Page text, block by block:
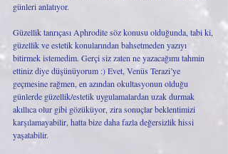
günleri anlatıyor.
Güzellik tanrıçası Aphrodite söz konusu olduğunda, tabi ki,
güzellik ve estetik konularından bahsetmeden yazıyı
bitirmek istemedim. Gerçi siz zaten ne yazacağımı tahmin
ettiniz diye düşünüyorum :) Evet, Venüs Terazi’ye
geçmesine rağmen, en azından okultasyonun olduğu
günlerde güzellik/estetik uygulamalardan uzak durmak
akıllıca olur gibi gözüküyor, zira sonuçlar beklentimizi
karşılamayabilir, hatta bize daha fazla değersizlik hissi
yaşatabilir.